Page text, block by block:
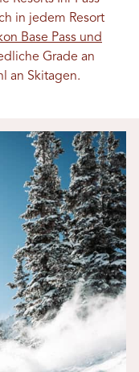
in jedem Resort
Base Pass und
Grade an
an Skitagen.